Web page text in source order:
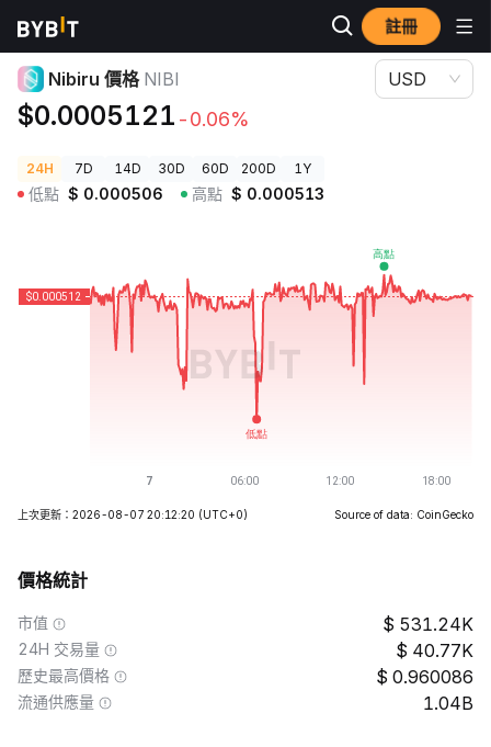
註冊
加密貨幣價格
Nibiru 價格 NIBI
$0.0005121 -0.06%
USD
24H 7D 14D 30D 60D 200D 1Y
低點 $ 0.000506 高點 $ 0.000513
上次更新：2026-08-07 20:12:20 (UTC+0) Source of data: CoinGecko
價格統計
市值 531.24K
24H 交易量 40.77K
歷史最高價格 0.960086
流通供應量 1.04B